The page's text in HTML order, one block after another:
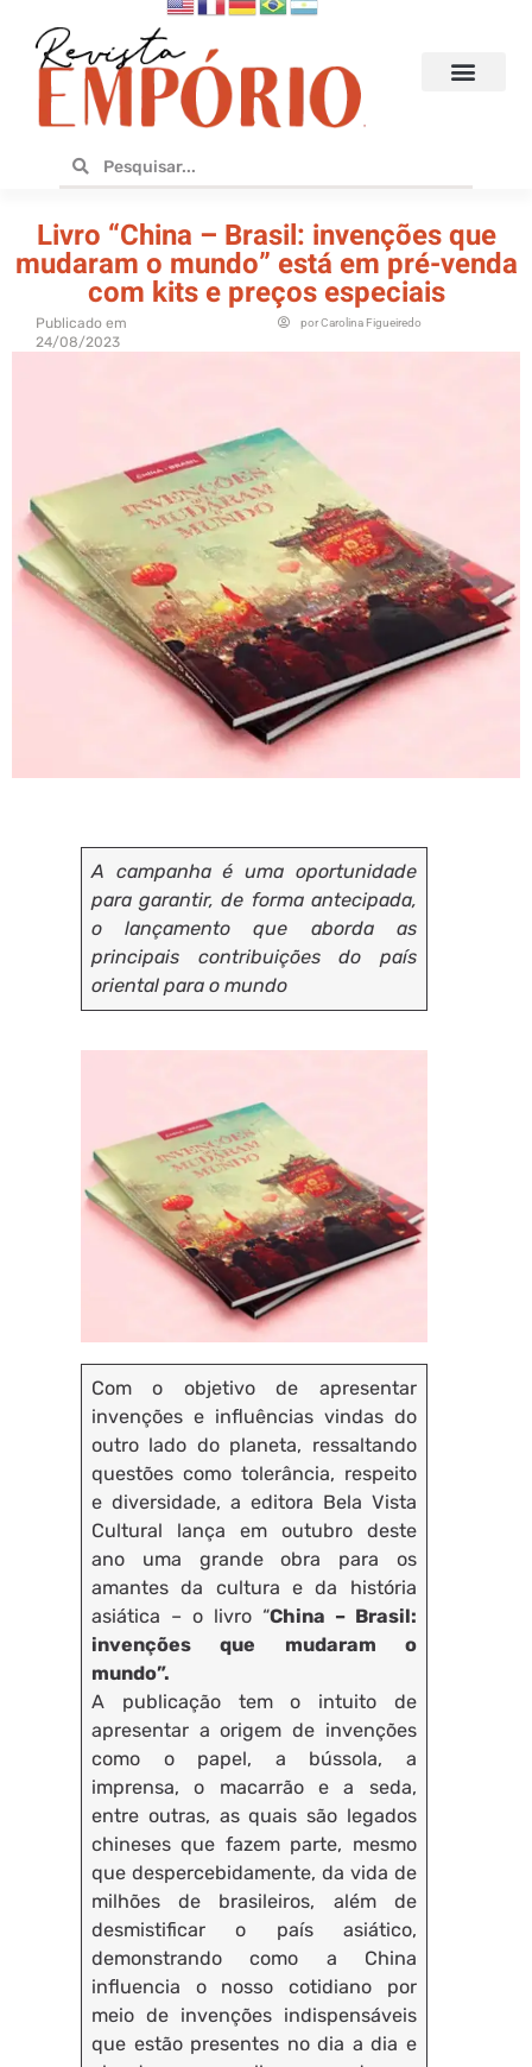
Livro “China – Brasil: invenções que
mudaram o mundo” está em pré-venda
com kits e preços especiais
Publicado em
24/08/2023
porCarolina Figueiredo
A campanha é uma oportunidade
para garantir, de forma antecipada,
o lançamento que aborda as
principais contribuições do país
oriental para o mundo
Com o objetivo de apresentar
invenções e influências vindas do
outro lado do planeta, ressaltando
questões como tolerância, respeito
e diversidade, a editora Bela Vista
Cultural lança em outubro deste
ano uma grande obra para os
amantes da cultura e da história
asiática – o livro “China – Brasil:
invenções que mudaram o
mundo”.
A publicação tem o intuito de
apresentar a origem de invenções
como o papel, a bússola, a
imprensa, o macarrão e a seda,
entre outras, as quais são legados
chineses que fazem parte, mesmo
que despercebidamente, da vida de
milhões de brasileiros, além de
desmistificar o país asiático,
demonstrando como a China
influencia o nosso cotidiano por
meio de invenções indispensáveis
que estão presentes no dia a dia e